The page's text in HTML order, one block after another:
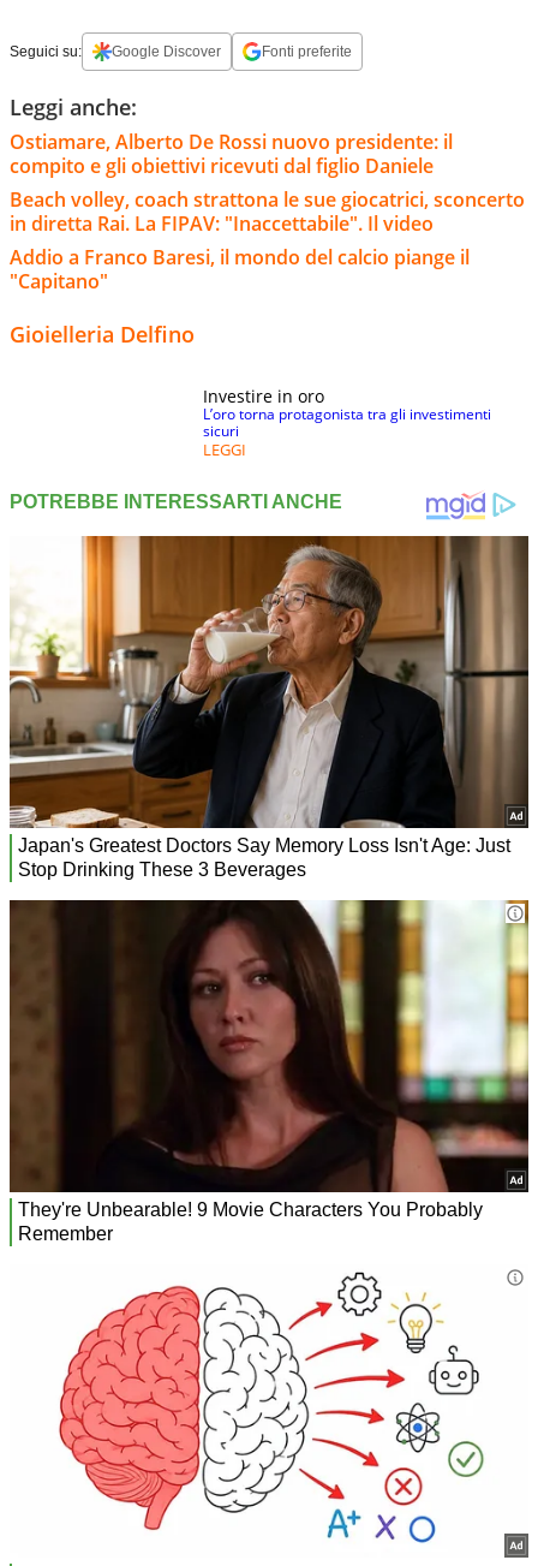
Seguici su: Google Discover Fonti preferite
Leggi anche:
Ostiamare, Alberto De Rossi nuovo presidente: il
compito e gli obiettivi ricevuti dal figlio Daniele
Beach volley, coach strattona le sue giocatrici, sconcerto
in diretta Rai. La FIPAV: "Inaccettabile". Il video
Addio a Franco Baresi, il mondo del calcio piange il
"Capitano"
Gioielleria Delfino
Investire in oro
L’oro torna protagonista tra gli investimenti
sicuri
LEGGI